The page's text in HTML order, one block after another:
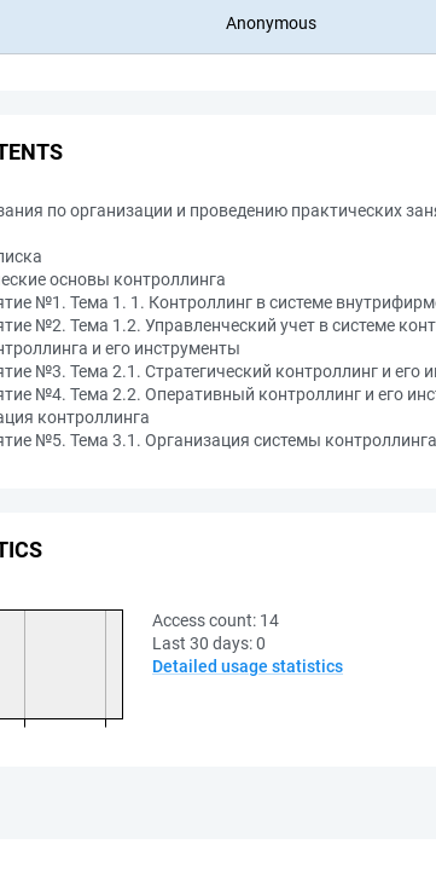
Anonymous
по организации и проведению практических
основы контроллинга
№1. Тема 1. 1. Контроллинг в системе
№2. Тема 1.2. Управленческий учет в системе
и его инструменты
№3. Тема 2.1. Стратегический контроллинг и его
№4. Тема 2.2. Оперативный контроллинг и его
контроллинга
№5. Тема 3.1. Организация системы
Access count: 14
Last 30 days:0
Detailed usage statistics